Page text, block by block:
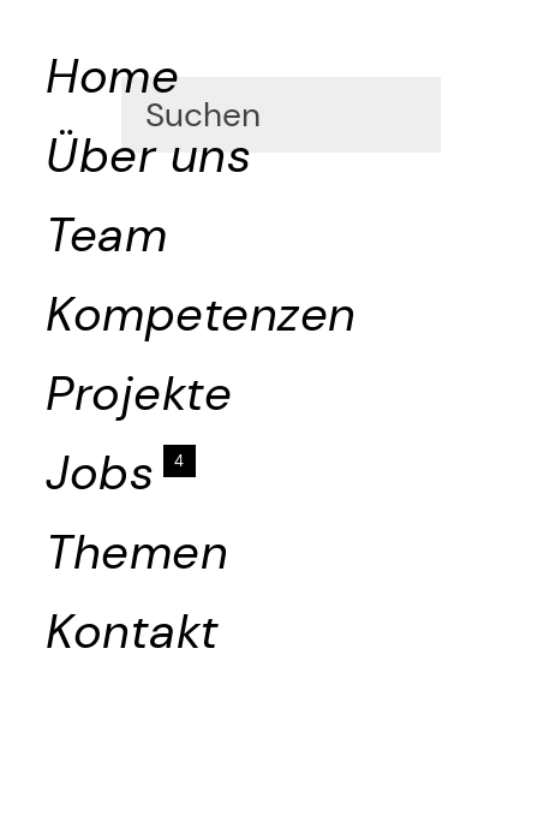
Home
Über uns
Team
Kompetenzen
Projekte
Jobs
4
Themen
Kontakt